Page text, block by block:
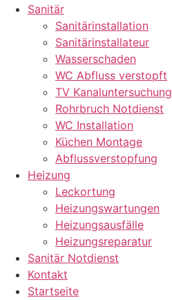
Sanitär
Sanitärinstallation
Sanitärinstallateur
Wasserschaden
WC Abfluss verstopft
TV Kanaluntersuchung
Rohrbruch Notdienst
WC Installation
Küchen Montage
Abflussverstopfung
Heizung
Leckortung
Heizungswartungen
Heizungsausfälle
Heizungsreparatur
Sanitär Notdienst
Kontakt
Startseite